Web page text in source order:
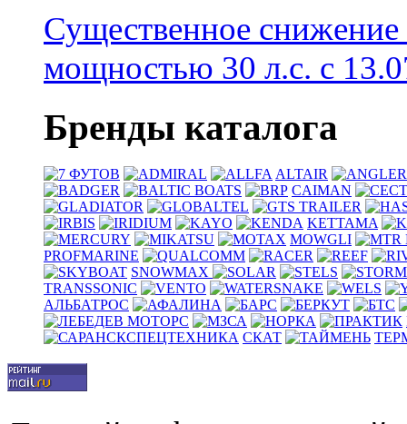
Существенное
мощностью 30 л.с. с
Бренды каталога
ALTAIR
CAIMAN
KETTAMA
MOWGLI
PROFMARINE
SNOWMAX
TRANSSONIC
АЛЬБАТРОС
СКАТ